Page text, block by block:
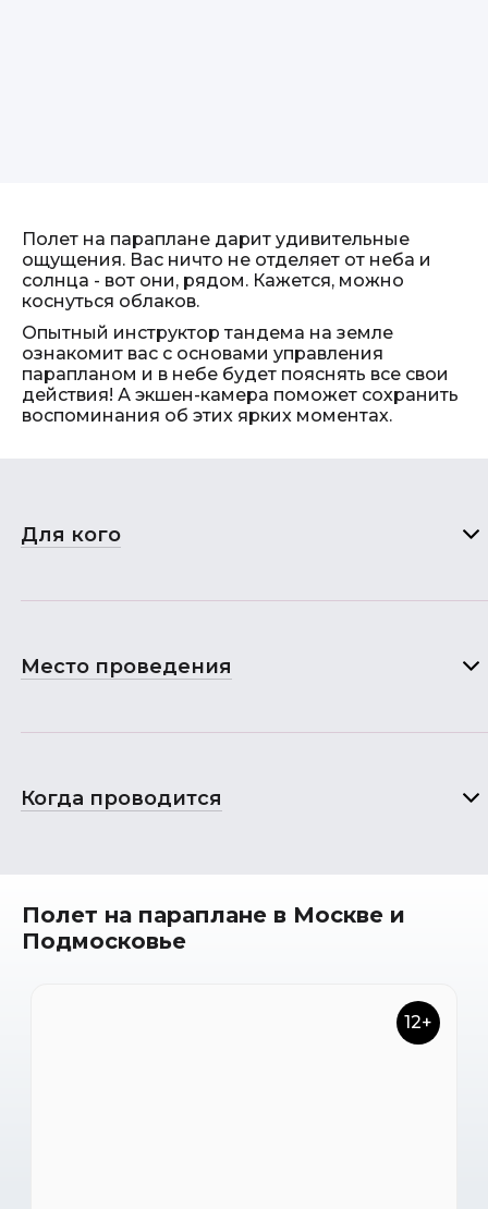
Полет на параплане дарит удивительные
ощущения. Вас ничто не отделяет от неба и
солнца - вот они, рядом. Кажется, можно
коснуться облаков.
Опытный инструктор тандема на земле
ознакомит вас с основами управления
парапланом и в небе будет пояснять все свои
действия! А экшен-камера поможет сохранить
воспоминания об этих ярких моментах.
Для кого
Место проведения
Когда проводится
Полет на параплане в Москве и
Подмосковье
12+